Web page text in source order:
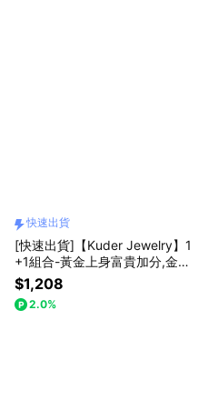
快速出貨
[快速出貨]【Kuder Jewelry】1
+1組合-黃金上身富貴加分,金愛
俚黃金項鍊任選組,任買一件送香
氛玫瑰花一束
$1,208
2.0%